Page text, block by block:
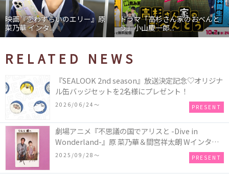
映画『恋わずらいのエリー』原
菜乃華 インタ...
ドラマ「高杉さん家のおべんと
う」小山慶一郎...
RELATED NEWS
『SEALOOK 2nd season』放送決定記念♡オリジナ
ル缶バッジセットを2名様にプレゼント！
2026/06/24〜 PRESENT
劇場アニメ『不思議の国でアリスと -Dive in
Wonderland-』原 菜乃華＆間宮祥太朗 Wインタビ
ュー記念 “直筆サイン入りチェキ”／1名様
2025/09/28〜 PRESENT